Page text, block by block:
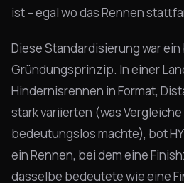
ist – egal wo das Rennen
Diese Standardisierung war
Gründungsprinzip. In einer
Hindernisrennen in Format,
stark variierten (was
bedeutungslos machte), bot
ein Rennen, bei dem eine
dasselbe bedeutete wie eine